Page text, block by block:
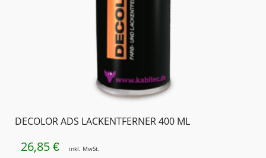
DECOLOR ADS LACKENTFERNER 400 ML
26,85 € inkl. MwSt.